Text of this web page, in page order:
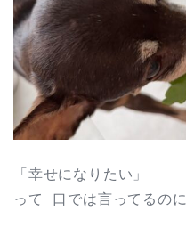
「幸せになりたい」
って 口では言ってるのに